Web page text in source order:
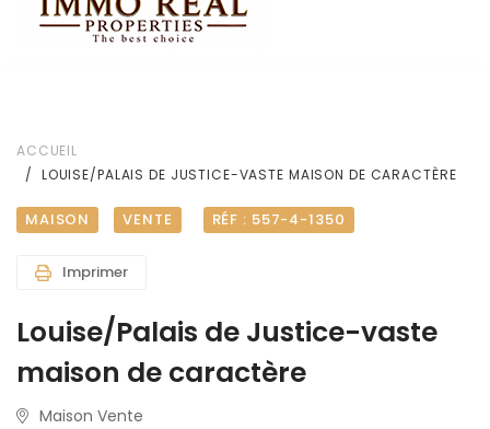
ACCUEIL
LOUISE/PALAIS DE JUSTICE-VASTE MAISON DE CARACTÈRE
MAISON VENTE RÉF : 557-4-1350
Imprimer
Louise/Palais de Justice-vaste
maison de caractère
Maison Vente